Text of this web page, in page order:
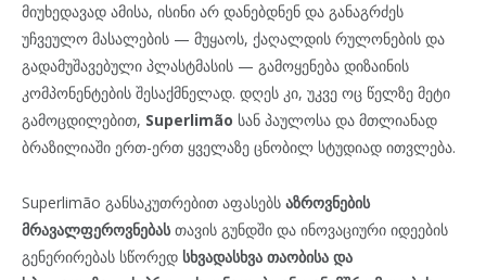
მიუხედავად ამისა, ისინი არ დანებდნენ და განაგრძეს
უჩვეულო მასალების — მუყაოს, ქაღალდის რულონების და
გადამუშავებული პლასტმასის — გამოყენება დიზაინის
კომპონენტების შესაქმნელად. დღეს კი, უკვე ოც წელზე მეტი
გამოცდილებით, Superlimão სან პაულოსა და მთლიანად
ბრაზილიაში ერთ-ერთ ყველაზე ცნობილ სტუდიად ითვლება.
Superlimão განსაკუთრებით აფასებს აზროვნების
მრავალფეროვნებასთავის გუნდში და ინოვაციური იდეების
გენერირებას სწორედ სხვადასხვა თაობისა და